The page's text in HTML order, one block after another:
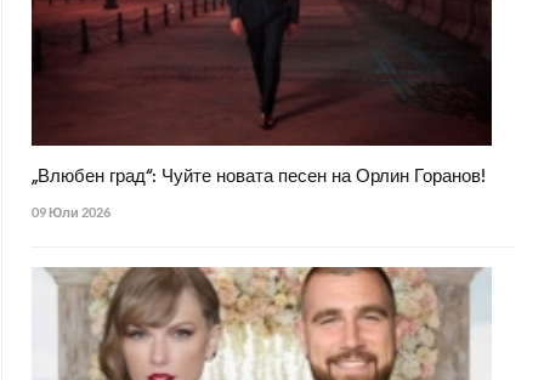
„Влюбен град“: Чуйте новата песен на Орлин Горанов!
09 Юли 2026